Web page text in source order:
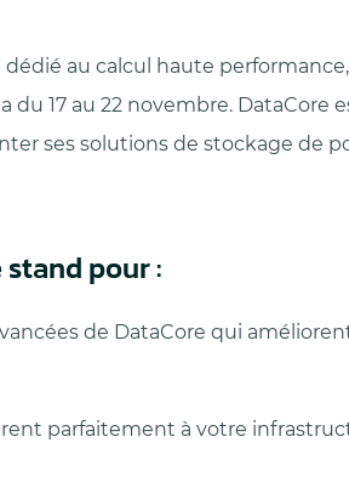
au calcul haute
17 au 22 novembre. DataCore
ses solutions de stockage de
pour :
de DataCore qui
parfaitement à votre